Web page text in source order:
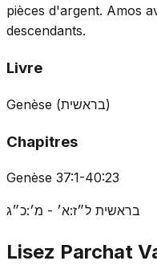
pièces d'argent. Amos
descendants.
Livre
Genèse (בראשית)
Chapitres
Genèse 37:1-40:23
בראשית ל״ז:א׳ - מ׳:כ״ג
Lisez Parchat